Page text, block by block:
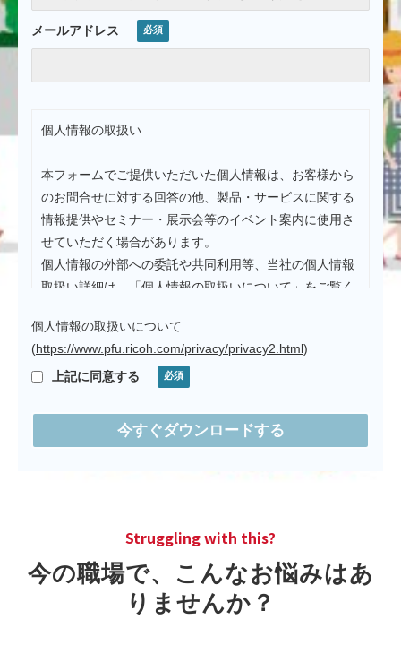
メールアドレス
個人情報の取扱い
本フォームでご提供いただいた個人情報は、お客様から
のお問合せに対する回答の他、製品・サービスに関する
情報提供やセミナー・展示会等のイベント案内に使用さ
せていただく場合があります。
個人情報の外部への委託や共同利用等、当社の個人情報
取扱い詳細は、「個人情報の取扱いについて」をご覧く
お客様による当社への個人情報の提供自体は任意です
が、個人情報をご提供いただけない場合、お問合せへの
回答等ができない場合がございますので、あらかじめご
本フォームでご提供いただいた個人情報の管理者は以下
個人情報の取扱いお問い合わせ窓口責任者
個人情報の取扱いについて
(https://www.pfu.ricoh.com/privacy/privacy2.html)
上記に同意する
Struggling with this?
今の職場で、こんなお悩みはあ
りませんか？